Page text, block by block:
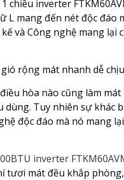
chiều inverter
L mang đến nét độc đáo
và Công nghệ mang
rộng mát nhanh dễ chịu
hòa nào cũng làm
Tuy nhiên sự khác
độc đáo mà nó mang
inverter
tươi mát đều khắp